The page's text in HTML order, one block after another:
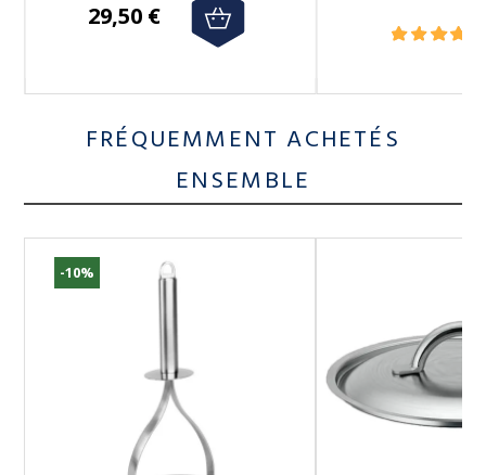
29,50 €
FRÉQUEMMENT ACHETÉS
ENSEMBLE
-10%